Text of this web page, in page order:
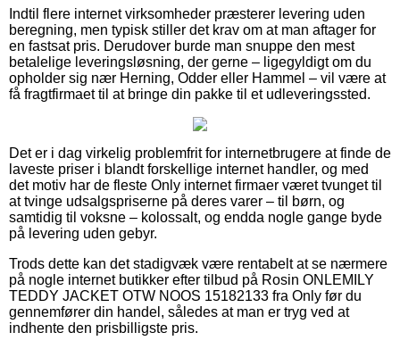
Indtil flere internet virksomheder præsterer levering uden
beregning, men typisk stiller det krav om at man aftager for
en fastsat pris. Derudover burde man snuppe den mest
betalelige leveringsløsning, der gerne – ligegyldigt om du
opholder sig nær Herning, Odder eller Hammel – vil være at
få fragtfirmaet til at bringe din pakke til et udleveringssted.
Det er i dag virkelig problemfrit for internetbrugere at finde de
laveste priser i blandt forskellige internet handler, og med
det motiv har de fleste Only internet firmaer været tvunget til
at tvinge udsalgspriserne på deres varer – til børn, og
samtidig til voksne – kolossalt, og endda nogle gange byde
på levering uden gebyr.
Trods dette kan det stadigvæk være rentabelt at se nærmere
på nogle internet butikker efter tilbud på Rosin ONLEMILY
TEDDY JACKET OTW NOOS 15182133 fra Only før du
gennemfører din handel, således at man er tryg ved at
indhente den prisbilligste pris.